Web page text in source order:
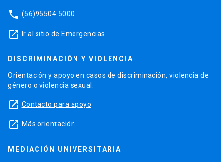
phone (56)95504 5000
launch Ir al sitio de Emergencias
DISCRIMINACIÓN Y VIOLENCIA
Orientación y apoyo en casos de discriminación, violencia de
género o violencia sexual.
launch Contacto para apoyo
launch Más orientación
MEDIACIÓN UNIVERSITARIA